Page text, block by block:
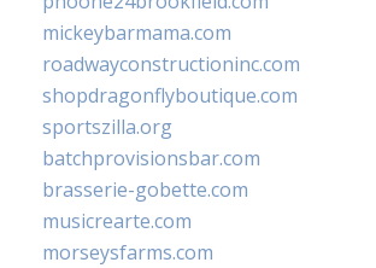
mickeybarmama.com
roadwayconstructioninc.com
shopdragonflyboutique.com
sportszilla.org
batchprovisionsbar.com
brasserie-gobette.com
musicrearte.com
morseysfarms.com